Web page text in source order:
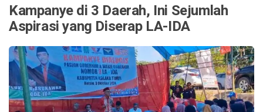
Kampanye di 3 Daerah, Ini Sejumlah
Aspirasi yang Diserap LA-IDA